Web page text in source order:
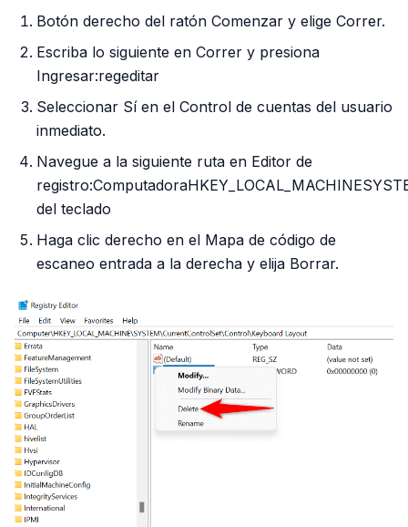
Botón derecho del ratón Comenzar y elige Correr.
Escriba lo siguiente en Correr y presiona
Ingresar:regeditar
Seleccionar Sí en el Control de cuentas del usuario
inmediato.
Navegue a la siguiente ruta en Editor de
del teclado
Haga clic derecho en el Mapa de código de
escaneo entrada a la derecha y elija Borrar.